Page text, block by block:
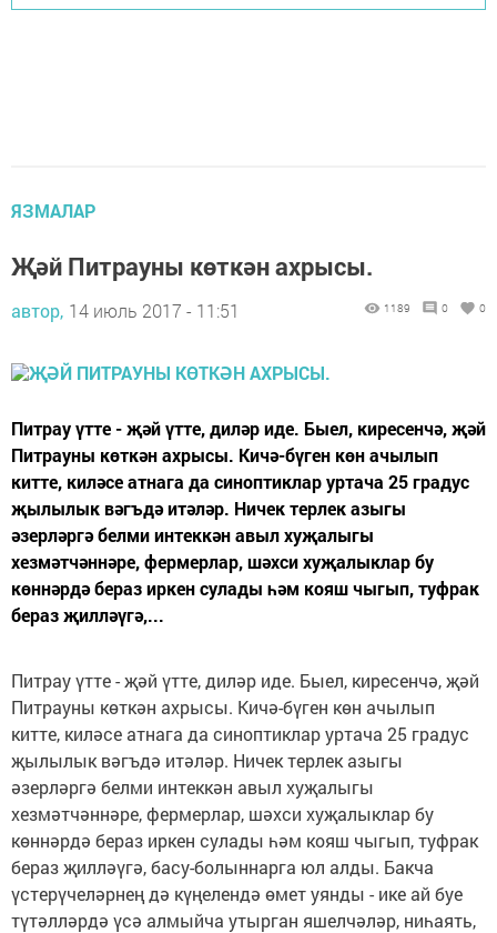
ЯЗМАЛАР
Җәй Питрауны көткән ахрысы.
автор, 14 июль 2017 - 11:51 1189 0 0
Питрау үтте - җәй үтте, диләр иде. Быел, киресенчә, җәй
Питрауны көткән ахрысы. Кичә-бүген көн ачылып
китте, киләсе атнага да синоптиклар уртача 25 градус
җылылык вәгъдә итәләр. Ничек терлек азыгы
әзерләргә белми интеккән авыл хуҗалыгы
хезмәтчәннәре, фермерлар, шәхси хуҗалыклар бу
көннәрдә бераз иркен сулады һәм кояш чыгып, туфрак
бераз җилләүгә,...
Питрау үтте - җәй үтте, диләр иде. Быел, киресенчә, җәй
Питрауны көткән ахрысы. Кичә-бүген көн ачылып
китте, киләсе атнага да синоптиклар уртача 25 градус
җылылык вәгъдә итәләр. Ничек терлек азыгы
әзерләргә белми интеккән авыл хуҗалыгы
хезмәтчәннәре, фермерлар, шәхси хуҗалыклар бу
көннәрдә бераз иркен сулады һәм кояш чыгып, туфрак
бераз җилләүгә, басу-болыннарга юл алды. Бакча
үстерүчеләрнең дә күңелендә өмет уянды - ике ай буе
түтәлләрдә үсә алмыйча утырган яшелчәләр, ниһаять,